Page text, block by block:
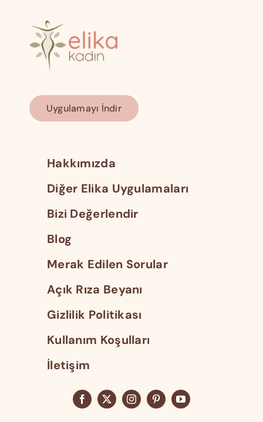
Uygulamayı İndir
Hakkımızda
Diğer Elika Uygulamaları
Bizi Değerlendir
Blog
Merak Edilen Sorular
Açık Rıza Beyanı
Gizlilik Politikası
Kullanım Koşulları
İletişim